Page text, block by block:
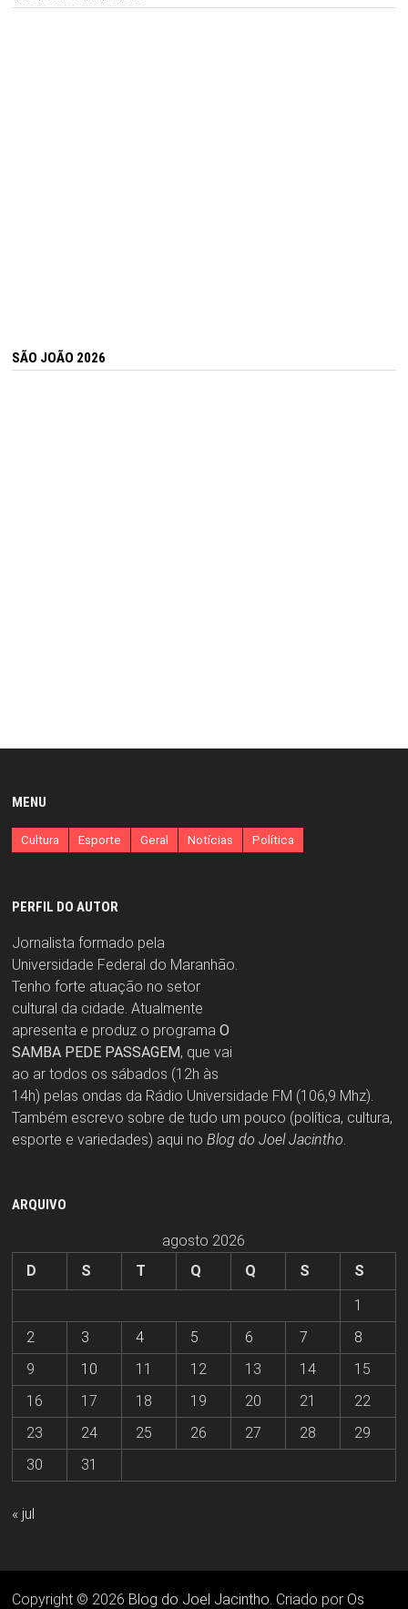
SÃO JOÃO 2026
MENU
Cultura Esporte Geral Notícias Política
PERFIL DO AUTOR
Jornalista formado pela
Universidade Federal do Maranhão.
Tenho forte atuação no setor
cultural da cidade. Atualmente
apresenta e produz o programa O
SAMBA PEDE PASSAGEM, que vai
ao ar todos os sábados (12h às
14h) pelas ondas da Rádio Universidade FM (106,9 Mhz).
Também escrevo sobre de tudo um pouco (política, cultura,
esporte e variedades) aqui no Blog do Joel Jacintho.
ARQUIVO
agosto 2026
D
S T Q Q S
S
1
2
3 4 5 6 7
8
9
10 11 12 13 14
15
16
17 18 19 20 21
22
23
24 25 26 27 28
29
30
31
« jul
Copyright © 2026 Blog do Joel Jacintho. Criado por Os